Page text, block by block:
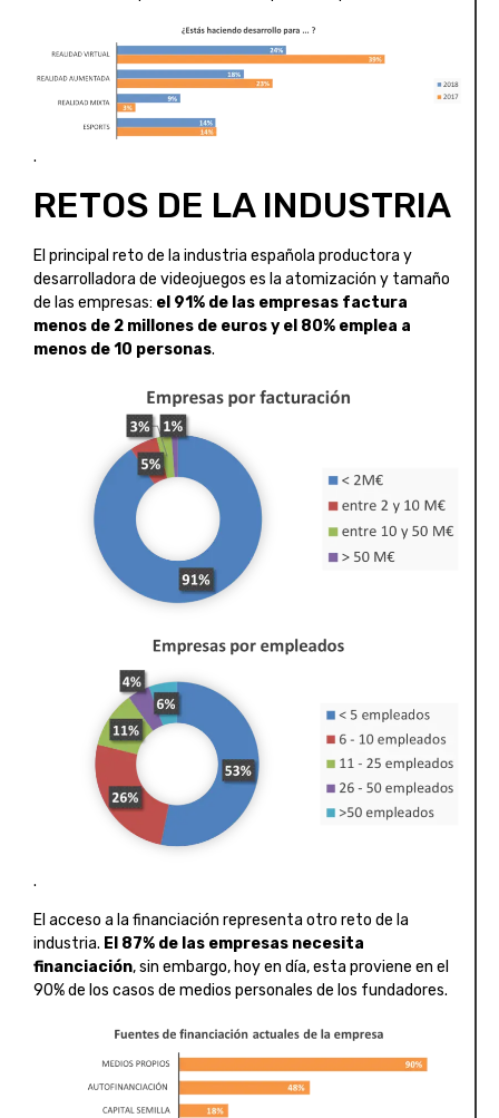
.
RETOS DE LA INDUSTRIA
El principal reto de la industria española productora y
desarrolladora de videojuegos es la atomización y tamaño
de las empresas: el 91% de las empresas factura
menos de 2 millones de euros y el 80% emplea a
menos de 10 personas.
.
El acceso a la financiación representa otro reto de la
industria. El 87% de las empresas necesita
financiación, sin embargo, hoy en día, esta proviene en el
90% de los casos de medios personales de los fundadores.